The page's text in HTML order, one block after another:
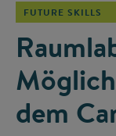
FUTURE SKILLS
dem